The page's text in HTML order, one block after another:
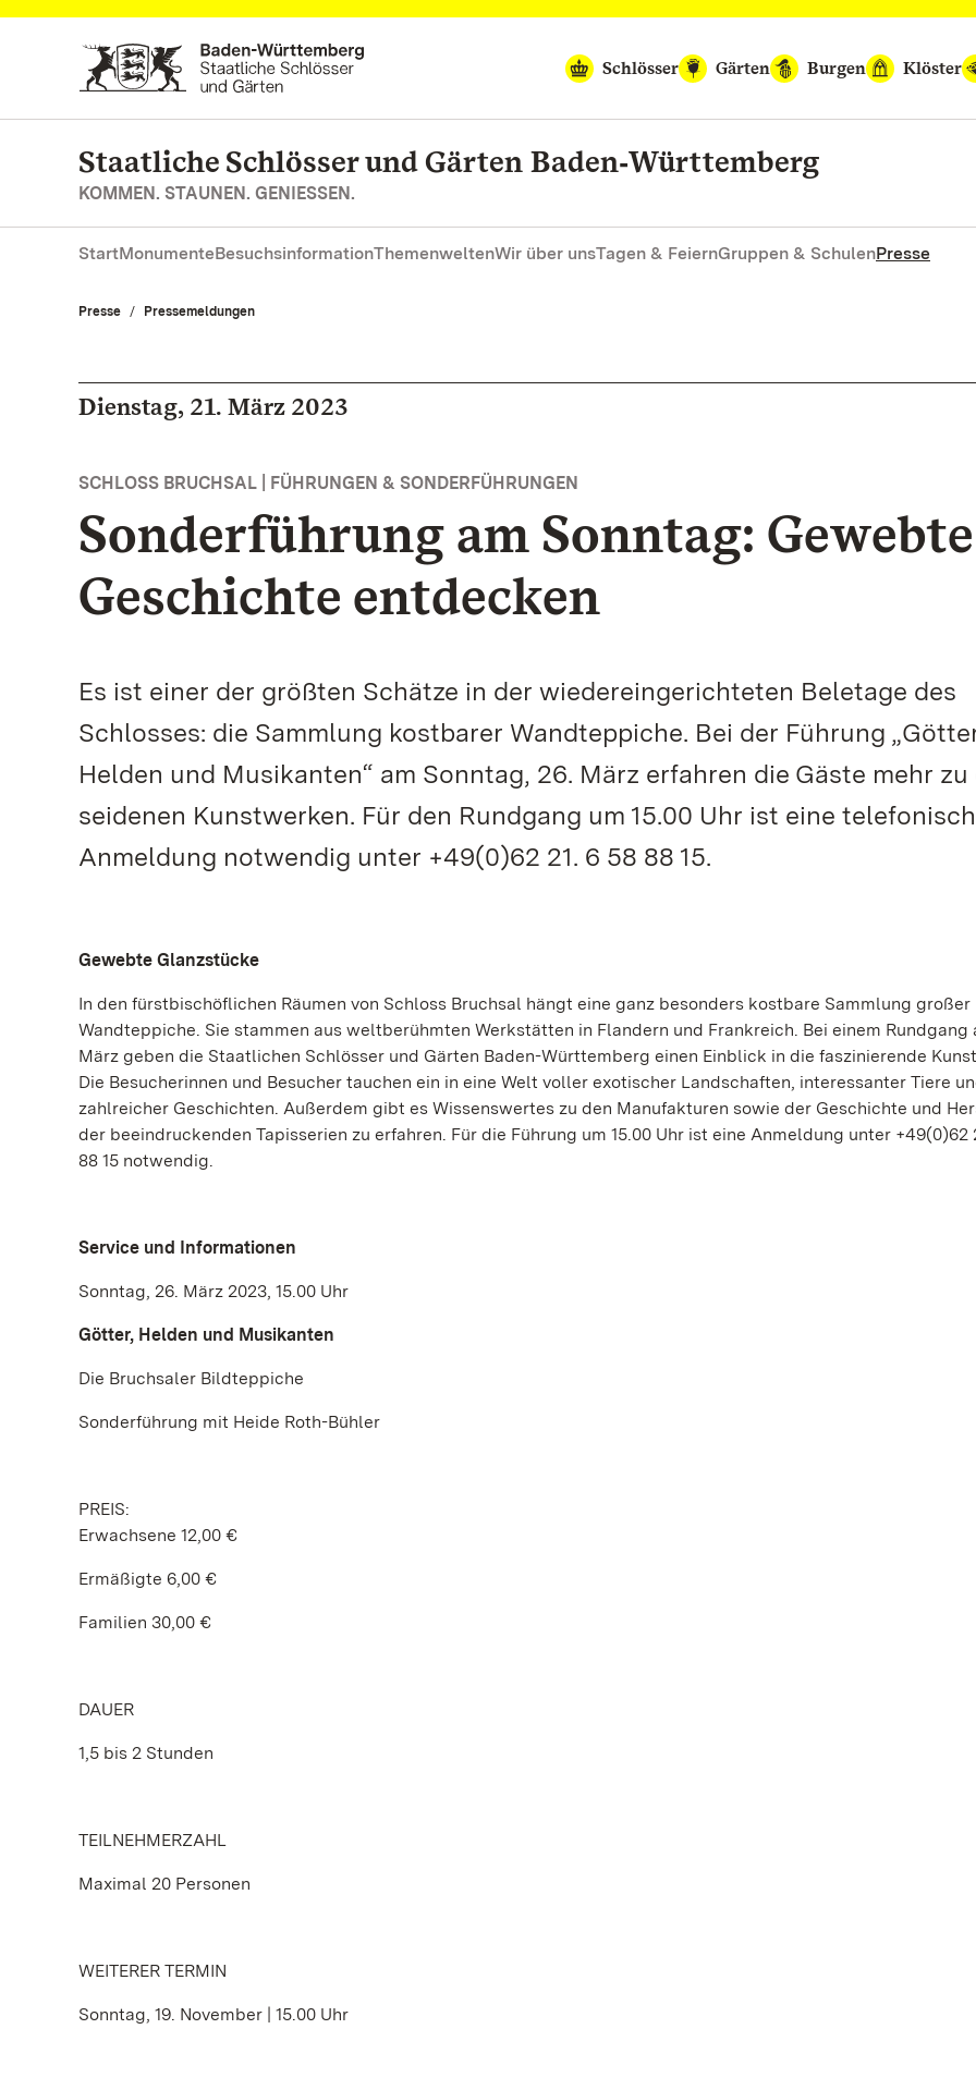
Zum Hauptinhalt springen
Schlösser
Gärten Burgen Klöster
Staatliche Schlösser und Gärten Baden‑Württemberg
KOMMEN. STAUNEN. GENIESSEN.
StartMonumenteBesuchsinformationThemenweltenWir über unsTagen & FeiernGruppen & SchulenPresse
Presse Pressemeldungen
Dienstag, 21. März 2023
SCHLOSS BRUCHSAL | FÜHRUNGEN & SONDERFÜHRUNGEN
Sonderführung am Sonntag: Gewebte
Geschichte entdecken
Es ist einer der größten Schätze in der wiedereingerichteten Beletage des
Schlosses: die Sammlung kostbarer Wandteppiche. Bei der Führung
Helden und Musikanten“ am Sonntag, 26. März erfahren die Gäste mehr zu
seidenen Kunstwerken. Für den Rundgang um 15.00 Uhr ist eine
Anmeldung notwendig unter +49(0)62 21. 6 58 88 15.
Gewebte Glanzstücke
In den fürstbischöflichen Räumen von Schloss Bruchsal hängt eine ganz besonders kostbare Sammlung großer
Wandteppiche. Sie stammen aus weltberühmten Werkstätten in Flandern und Frankreich. Bei einem Rundgang
März geben die Staatlichen Schlösser und Gärten Baden-Württemberg einen Einblick in die faszinierende
Die Besucherinnen und Besucher tauchen ein in eine Welt voller exotischer Landschaften, interessanter Tiere
zahlreicher Geschichten. Außerdem gibt es Wissenswertes zu den Manufakturen sowie der Geschichte und
der beeindruckenden Tapisserien zu erfahren. Für die Führung um 15.00 Uhr ist eine Anmeldung unter +49(0)62
88 15 notwendig.
Service und Informationen
Sonntag, 26. März 2023, 15.00 Uhr
Götter, Helden und Musikanten
Die Bruchsaler Bildteppiche
Sonderführung mit Heide Roth-Bühler
PREIS:
Erwachsene 12,00 €
Ermäßigte 6,00 €
Familien 30,00 €
DAUER
1,5 bis 2 Stunden
TEILNEHMERZAHL
Maximal 20 Personen
WEITERER TERMIN
Sonntag, 19. November | 15.00 Uhr